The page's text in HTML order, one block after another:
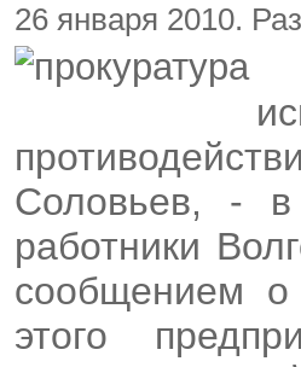
26 января 2010.
Соловьев, - в
работники
сообщением о
этого